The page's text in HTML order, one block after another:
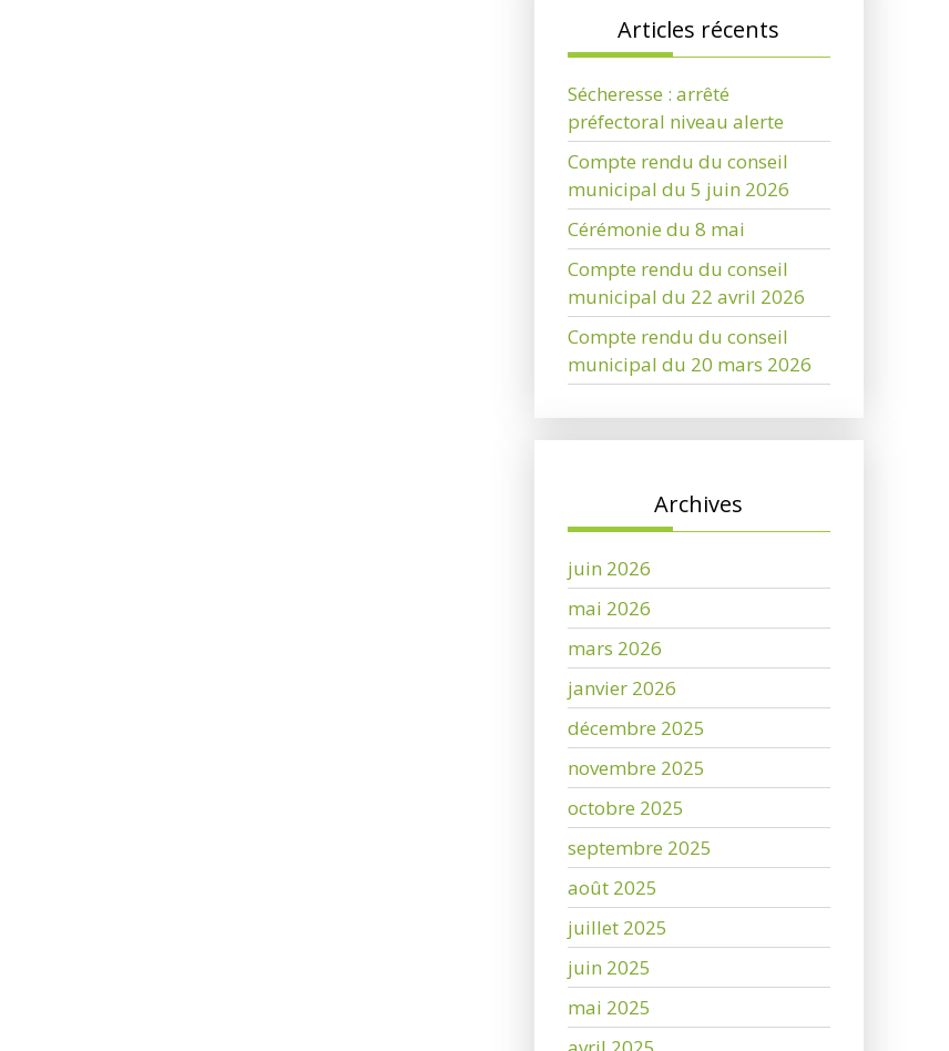
Articles récents
Sécheresse : arrêté
préfectoral niveau alerte
Compte rendu du conseil
municipal du 5 juin 2026
Cérémonie du 8 mai
Compte rendu du conseil
municipal du 22 avril 2026
Compte rendu du conseil
municipal du 20 mars 2026
Archives
juin 2026
mai 2026
mars 2026
janvier 2026
décembre 2025
novembre 2025
octobre 2025
septembre 2025
août 2025
juillet 2025
juin 2025
mai 2025